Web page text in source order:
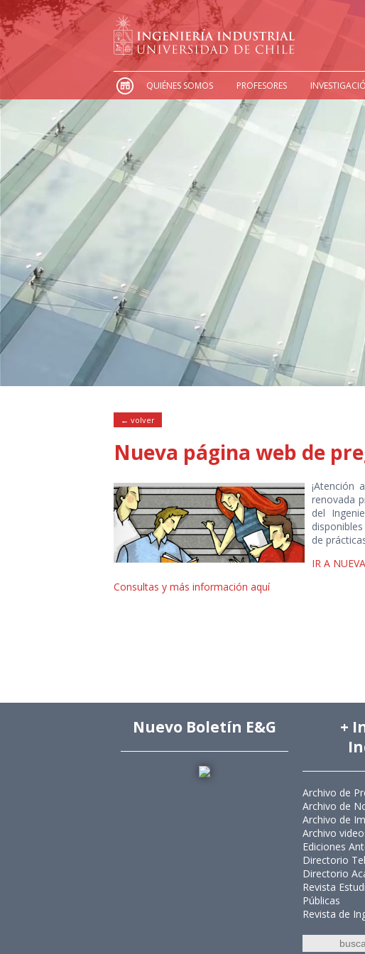
QUIÉNES SOMOS PROFESORES
← volver
Nueva página web de
¡Atención
renovada
del
de
IR A
Consultas y más información aquí
Nuevo Boletín E&G
+
Archivo de
Archivo de
Archivo de
Archivo
Ediciones
Directorio
Directorio
Revista
Públicas
Revista de